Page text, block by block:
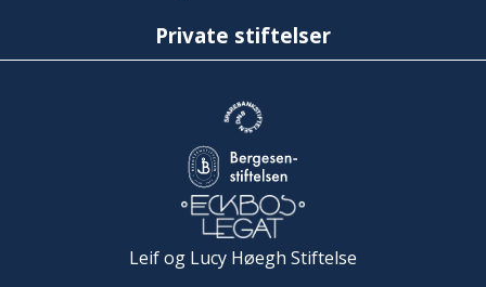
Private stiftelser
Leif og Lucy Høegh Stiftelse